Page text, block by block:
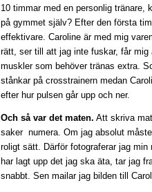
10 timmar med en personlig tränare,
på gymmet själv? Efter den första
effektivare. Caroline är med mig
rätt, ser till att jag inte fuskar, får
muskler som behöver tränas extra.
stånkar på crosstrainern medan
efter hur pulsen går upp och ner.
Och så var det maten. Att skriva
saker numera. Om jag absolut
roligt sätt. Därför fotograferar jag
har lagt upp det jag ska äta, tar jag
snabbt. Sen mailar jag bilden till